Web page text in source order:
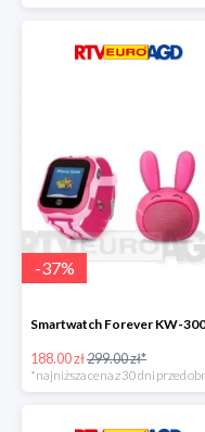
-37%
188.00 zł299.00 zł*